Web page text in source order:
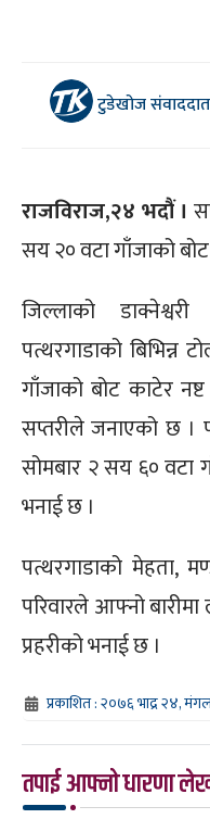
टुडेखोज
राजविराज,२४ भदौं ।
सय २० वटा गाँजाको
जिल्लाको
पत्थरगाडाको बिभिन्न
गाँजाको बोट काटेर
सप्तरीले जनाएको छ ।
सोमबार २ सय ६० वटा
भनाई छ ।
पत्थरगाडाको मेहता,
परिवारले आफ्नो
प्रहरीको भनाई छ ।
प्रकाशित : २०७६ भाद्र २४,
तपाई आफ्नो धारणा